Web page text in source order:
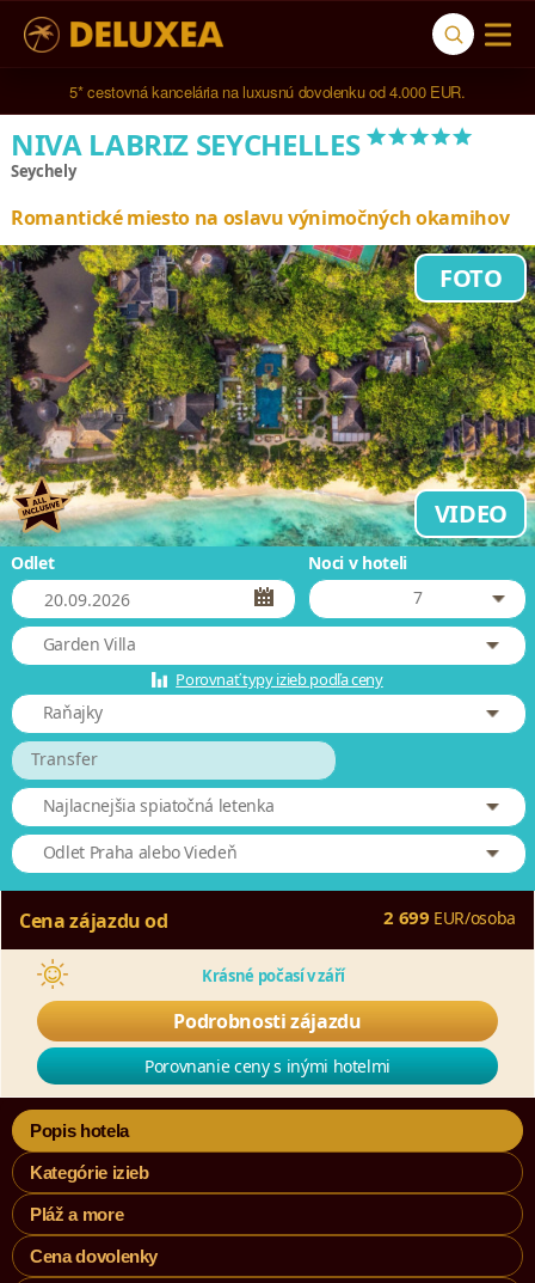
5* cestovná kancelária na luxusnú dovolenku od 4.000 EUR.
NIVA LABRIZ SEYCHELLES*****
Seychely
Romantické miesto na oslavu výnimočných okamihov
FOTO
VIDEO
Odlet
Noci v hoteli
7
Garden Villa
Porovnať typy izieb podľa ceny
Raňajky
Transfer
Najlacnejšia spiatočná letenka
Odlet Praha alebo Viedeň
Cena zájazdu od 2 699 EUR/osoba
Krásné počasí v září
Podrobnosti zájazdu
Porovnanie ceny s inými hotelmi
Popis hotela
Kategórie izieb
Pláž a more
Cena dovolenky